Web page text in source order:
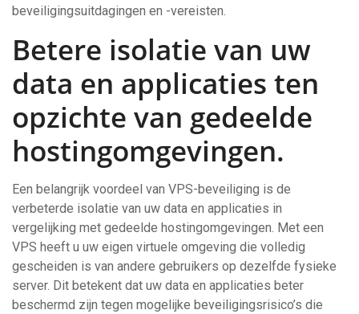
beveiligingsuitdagingen en -vereisten.
Betere isolatie van uw
data en applicaties ten
opzichte van gedeelde
hostingomgevingen.
Een belangrijk voordeel van VPS-beveiliging is de
verbeterde isolatie van uw data en applicaties in
vergelijking met gedeelde hostingomgevingen. Met een
VPS heeft u uw eigen virtuele omgeving die volledig
gescheiden is van andere gebruikers op dezelfde fysieke
server. Dit betekent dat uw data en applicaties beter
beschermd zijn tegen mogelijke beveiligingsrisico’s die